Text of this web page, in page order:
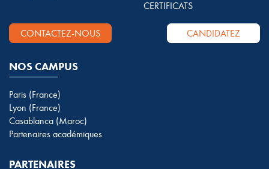
CERTIFICATS
CONTACTEZ-NOUS CANDIDATEZ
NOS CAMPUS
Paris (France)
Lyon (France)
Casablanca (Maroc)
Partenaires académiques
PARTENAIRES